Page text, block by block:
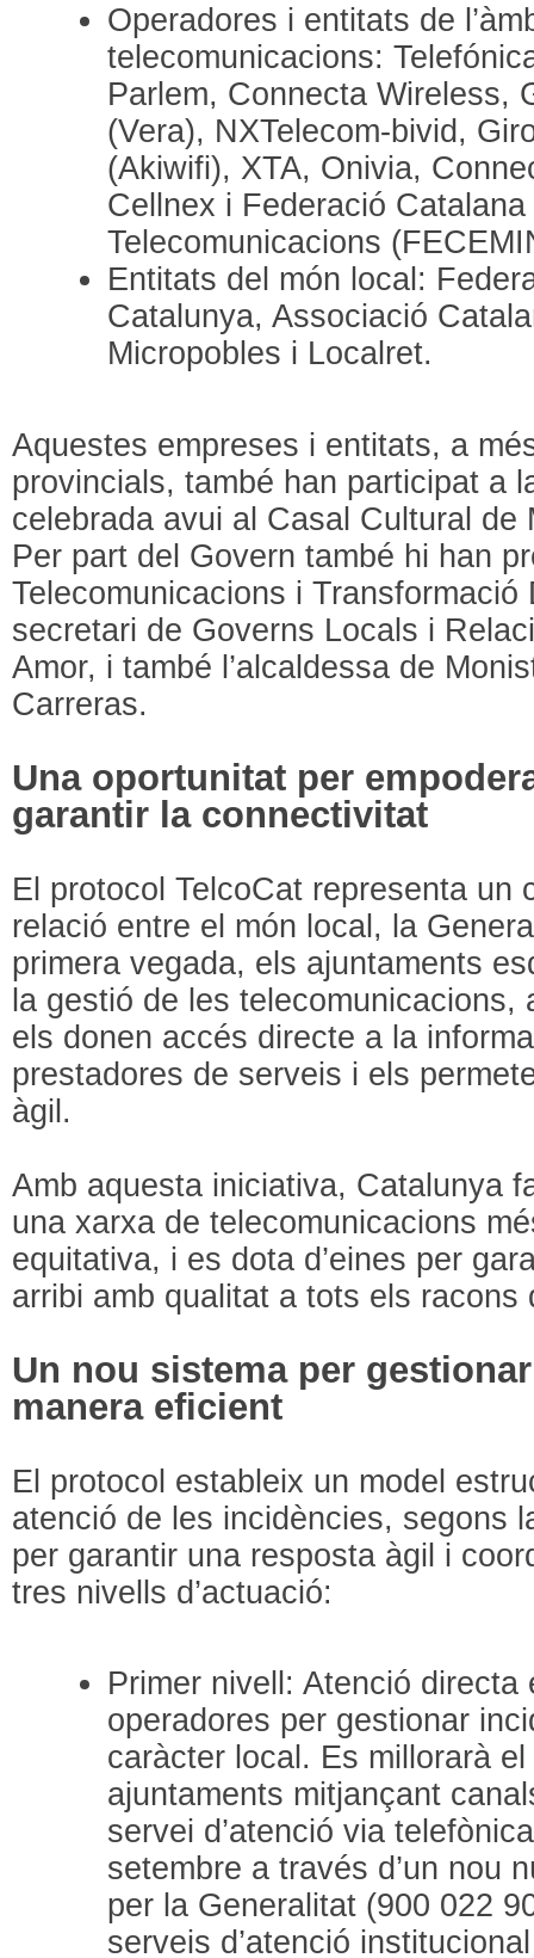
Operadores i entitats de
telecomunicacions:
Parlem, Connecta Wireless,
(Vera), NXTelecom-bivid,
(Akiwifi), XTA, Onivia,
Cellnex i Federació
Telecomunicacions
Entitats del món local:
Catalunya, Associació
Micropobles i Localret.
Aquestes empreses i entitats, a
provincials, també han participat a
celebrada avui al Casal Cultural de
Per part del Govern també hi han
Telecomunicacions i Transformació
secretari de Governs Locals i
Amor, i també l’alcaldessa de
Carreras.
Una oportunitat per
garantir la connectivitat
El protocol TelcoCat representa un
relació entre el món local, la
primera vegada, els ajuntaments
la gestió de les
els donen accés directe a la
prestadores de serveis i els
àgil.
Amb aquesta iniciativa, Catalunya
una xarxa de telecomunicacions
equitativa, i es dota d’eines per
arribi amb qualitat a tots els racons
Un nou sistema per
manera eficient
El protocol estableix un model
atenció de les incidències, segons
per garantir una resposta àgil i
tres nivells d’actuació:
Primer nivell: Atenció
operadores per gestionar
caràcter local. Es millorarà
ajuntaments mitjançant
servei d’atenció via
setembre a través d’un nou
per la Generalitat (900 022
serveis d’atenció